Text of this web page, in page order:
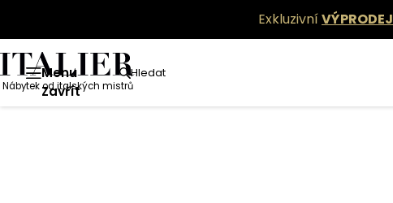
ExkluzivníVÝPRODEJ
Menu
Zavřít
Hledat
Nábytek od italských mistrů